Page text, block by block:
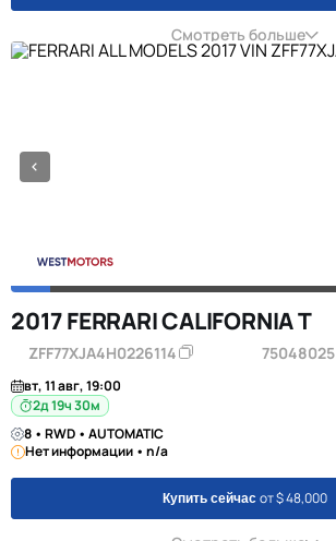
Смотреть больше
2017 FERRARI CALIFORNIA T
ZFF77XJA4H0226114 75048025
вт, 11 авг, 19:00
2д 19ч 30м
8 • RWD • AUTOMATIC
Нет информации • n/a
Купить сейчас от $ 48,000